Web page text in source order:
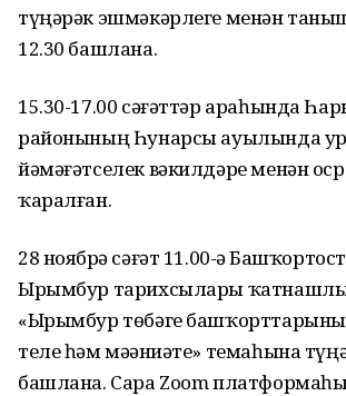
түңәрәк эшмәкәрлеге менән
12.30 башлана.
15.30-17.00 сәғәттәр араһында
районының Һунарсы ауылында
йәмәғәтселек вәкилдәре менән
ҡаралған.
28 ноябрҙә сәғәт 11.00-ҙә
Ырымбур тарихсылары
«Ырымбур төбәге
теле һәм мәҙәниәте» темаһына
башлана. Сара Zoom